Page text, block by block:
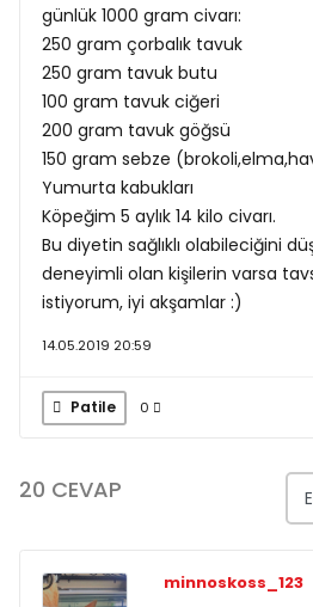
günlük 1000 gram civarı:
250 gram çorbalık tavuk
250 gram tavuk butu
100 gram tavuk ciğeri
200 gram tavuk göğsü
150 gram sebze
Yumurta kabukları
Köpeğim 5 aylık 14 kilo civarı.
Bu diyetin sağlıklı olabileciğini
deneyimli olan kişilerin varsa
istiyorum, iyi akşamlar :)
14.05.2019 20:59
Patile 0
20 CEVAP
minnoskoss_123